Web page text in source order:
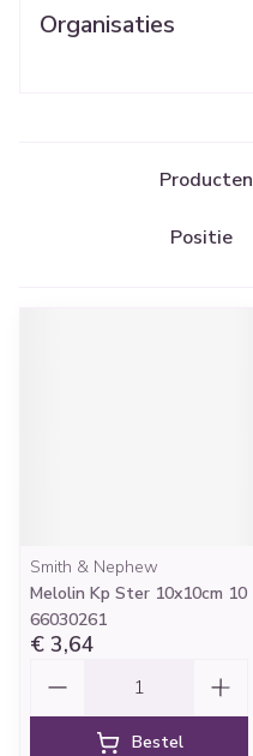
Organisaties
Producten
Sorteer op:
Smith & Nephew
Melolin Kp Ster 10x10cm 10
66030261
€ 3,64
Bestel